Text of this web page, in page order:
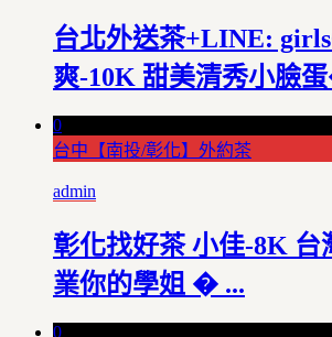
台北外送茶+LINE:
爽-10K 甜美清秀小臉
0
台中【南投/彰化】外約茶
admin
彰化找好茶 小佳-8K 台
業你的學姐 � ...
0